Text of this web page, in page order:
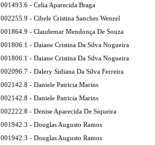
001493.6 - Celia Aparecida Braga
002255.9 - Cibele Cristina Sanches Wenzel
001864.9 - Claudemar Mendonça De Souza
001806.1 - Daiane Cristina Da Silva Nogueira
001806.1 - Daiane Cristina Da Silva Nogueira
002096.7 - Dalery Sidiana Da Silva Ferreira
002142.8 - Daniele Patricia Marins
002142.8 - Daniele Patricia Marins
002222.8 - Denise Aparecida De Siqueira
001942.3 - Douglas Augusto Ramos
001942.3 - Douglas Augusto Ramos